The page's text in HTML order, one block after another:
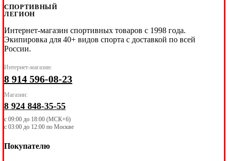
СПОРТИВНЫЙ
ЛЕГИОН
Интернет-магазин спортивных товаров с 1998 года.
Экипировка для 40+ видов спорта с доставкой по всей
России.
Интернет-магазин:
8 914 596-08-23
Магазин:
8 924 848-35-55
с 09:00 до 18:00 (МСК+6)
с 03:00 до 12:00 по Москве
Покупателю